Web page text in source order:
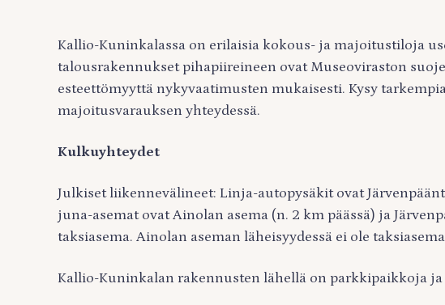
Kallio-Kuninkalassa on erilaisia kokous- ja majoitustiloja
talousrakennukset pihapiireineen ovat Museoviraston
esteettömyyttä nykyvaatimusten mukaisesti. Kysy
majoitusvarauksen yhteydessä.
Kulkuyhteydet
Julkiset liikennevälineet: Linja-autopysäkit ovat
juna-asemat ovat Ainolan asema (n. 2 km päässä) ja
taksiasema. Ainolan aseman läheisyydessä ei ole
Kallio-Kuninkalan rakennusten lähellä on parkkipaikkoja